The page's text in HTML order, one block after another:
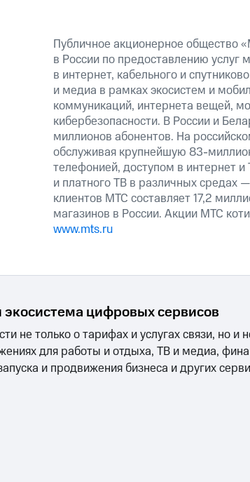
Публичное акционерное
в России по предоставлению услуг
в интернет, кабельного и
и медиа в рамках экосистем и
коммуникаций, интернета вещей,
кибербезопасности. В России и
миллионов абонентов. На
обслуживая крупнейшую 83-
телефонией, доступом в интернет
и платного ТВ в различных средах
клиентов МТС составляет 17,2
магазинов в России. Акции МТС
www.mts.ru
цифровых сервисов
не только о тарифах и услугах связи, но и
для работы и отдыха, ТВ и медиа,
и продвижения бизнеса и других